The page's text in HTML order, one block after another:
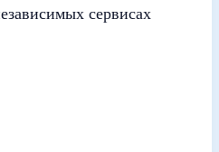
сервисах